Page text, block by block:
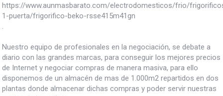
https://www.aunmasbarato.com/electrodomesticos/frio/
1-puerta/frigorifico-beko-rsse415m41gn
.
Nuestro equipo de profesionales en la negociación, se debate a
diario con las grandes marcas, para conseguir los mejores precios
de Internet y negociar compras de manera masiva, para ello
disponemos de un almacén de mas de 1.000m2 repartidos en dos
plantas donde almacenar dichas compras y poder servir nuestras